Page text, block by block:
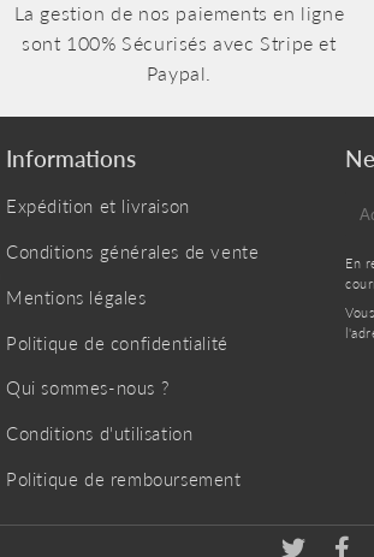
La gestion de nos paiements en ligne
sont 100% Sécurisés avec Stripe et
Paypal.
Informations
Expédition et livraison
Conditions générales de vente
Mentions légales
Politique de confidentialité
Qui sommes-nous ?
Conditions d'utilisation
Politique de remboursement
E-
En